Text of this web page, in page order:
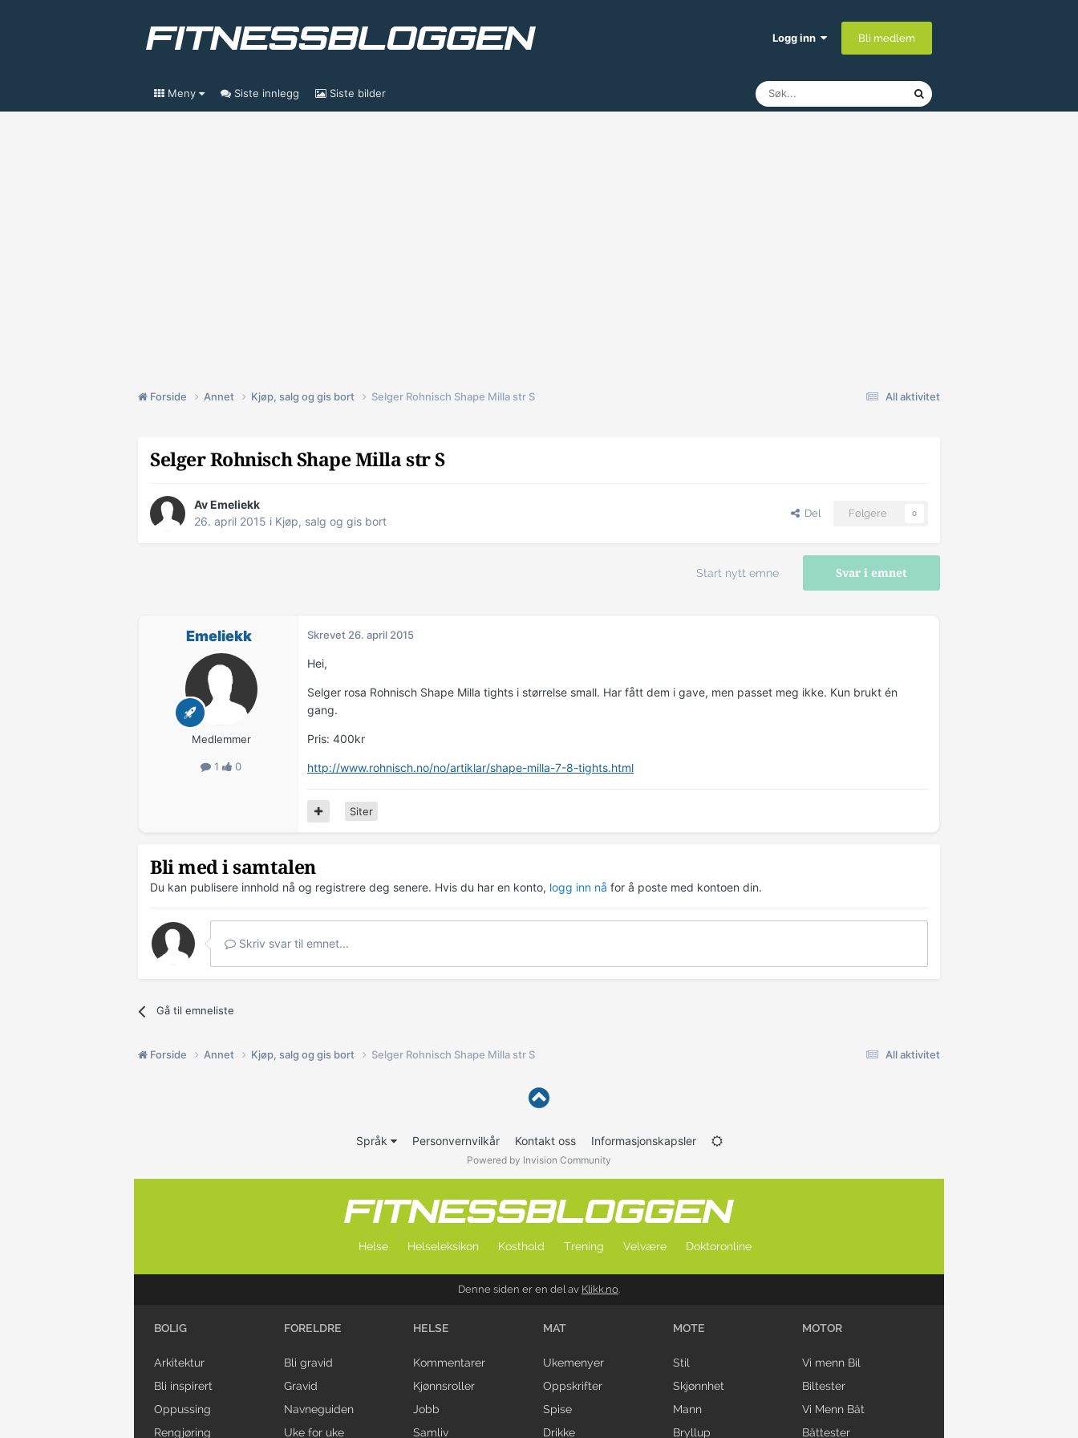
Logg inn Bli medlem
Meny Siste innlegg Siste bilder
All aktivitet
Forside Annet Kjøp, salg og gis bort Selger Rohnisch Shape Milla str S
Selger Rohnisch Shape Milla str S
AvEmeliekk
26. april 2015 i Kjøp, salg og gis bort
Del Følgere 0
Svar i emnet
Start nytt emne
Emeliekk
Medlemmer
1 0
Skrevet 26. april 2015
Hei,
Selger rosa Rohnisch Shape Milla tights i størrelse small. Har fått dem i gave, men passet meg ikke. Kun brukt én
gang.
Pris: 400kr
http://www.rohnisch.no/no/artiklar/shape-milla-7-8-tights.html
Siter
Bli med i samtalen
Du kan publisere innhold nå og registrere deg senere. Hvis du har en konto, logg inn nå for å poste med kontoen din.
Skriv svar til emnet...
Gå til emneliste
All aktivitet
Forside Annet Kjøp, salg og gis bort Selger Rohnisch Shape Milla str S
Språk Personvernvilkår Kontakt oss Informasjonskapsler
Powered by Invision Community
Helse Helseleksikon Kosthold Trening Velvære Doktoronline
Denne siden er en del av Klikk.no.
BOLIG
Arkitektur
Bli inspirert
Oppussing
Rengjøring
FORELDRE
Bli gravid
Gravid
Navneguiden
Uke for uke
HELSE
Kommentarer
Kjønnsroller
Jobb
Samliv
MAT
Ukemenyer
Oppskrifter
Spise
Drikke
MOTE
Stil
Skjønnhet
Mann
Bryllup
MOTOR
Vi menn Bil
Biltester
Vi Menn Båt
Båttester